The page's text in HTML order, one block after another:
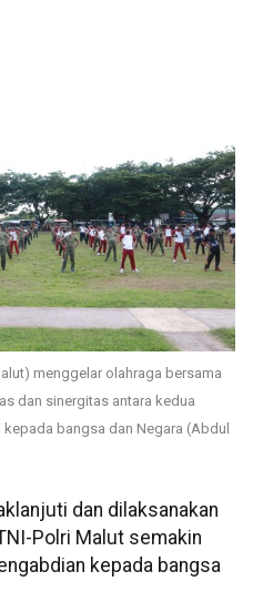
menggelar olahraga bersama
dan sinergitas antara kedua
bangsa dan Negara (Abdul
dan dilaksanakan
Polri Malut semakin
kepada bangsa